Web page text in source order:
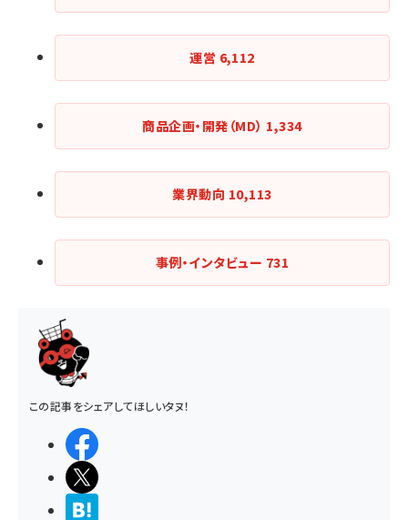
運営 6,112
商品企画・開発（MD） 1,334
業界動向 10,113
事例・インタビュー 731
この記事をシェアしてほしいタヌ！